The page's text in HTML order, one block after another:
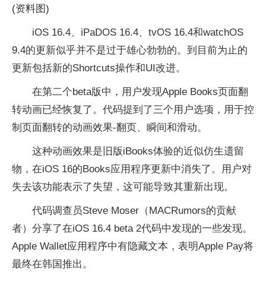
(资料图)
iOS 16.4、iPaDOS 16.4、tvOS 16.4和watchOS
9.4的更新似乎并不是过于雄心勃勃的。到目前为止的
更新包括新的Shortcuts操作和UI改进。
在第二个beta版中，用户发现Apple Books页面翻
转动画已经恢复了。代码提到了三个用户选项，用于控
制页面翻转的动画效果-翻页、瞬间和滑动。
这种动画效果是旧版iBooks体验的近似仿生遗留
物，在iOS 16的Books应用程序更新中消失了。用户对
失去该功能表示了失望，这可能导致其重新出现。
代码调查员Steve Moser（MACRumors的贡献
者）分享了在iOS 16.4 beta 2代码中发现的一些发现。
Apple Wallet应用程序中有隐藏文本，表明Apple Pay将
最终在韩国推出。